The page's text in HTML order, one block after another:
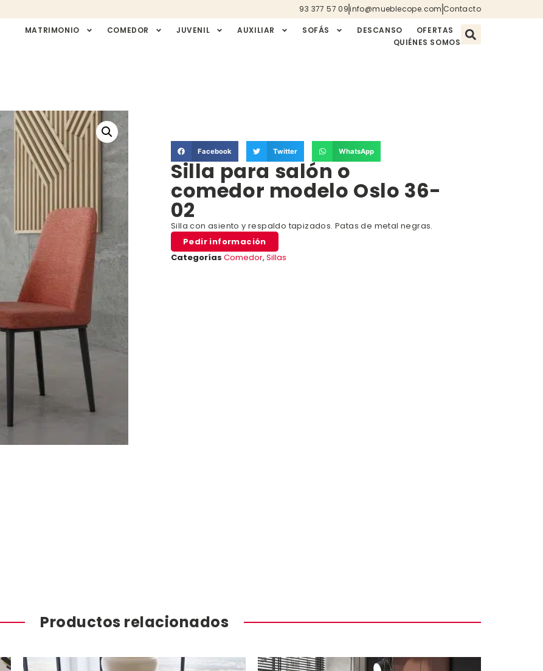
93 377 57 09info@mueblecope.com Contacto
MATRIMONIO COMEDOR JUVENIL AUXILIAR SOFÁS DESCANSO
OFERTAS
QUIÉNES SOMOS
Facebook Twitter WhatsApp
Silla para salón o
comedor modelo Oslo 36-
02
Silla con asiento y respaldo tapizados. Patas de metal negras.
Pedir información
Categorías Comedor, Sillas
Productos relacionados